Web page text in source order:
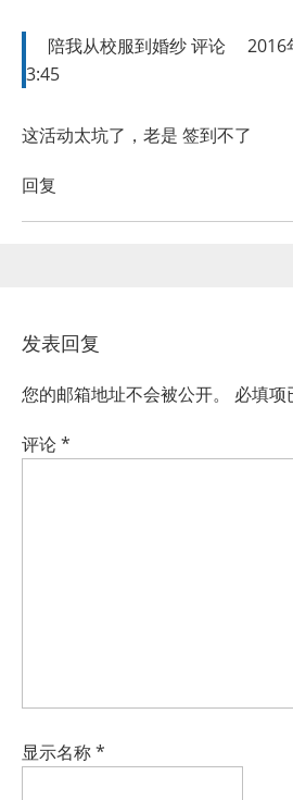
陪我从校服到婚纱评论
2016
3:45
这活动太坑了，老是 签到不了
回复
发表回复
您的邮箱地址不会被公开。 必填项
评论*
显示名称*